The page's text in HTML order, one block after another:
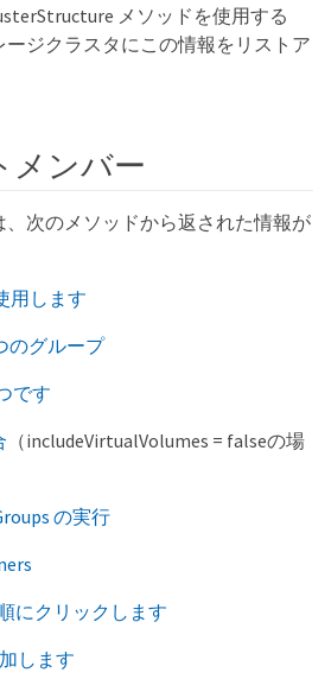
メソッドを使用する
ジクラスタにこの情報をリストア
メンバー
、次のメソッドから返された情報が
用します
のグループ
です
（includeVirtualVolumes = falseの場
の実行
にクリックします
します